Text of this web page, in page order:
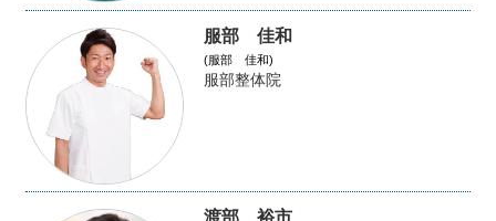
服部 佳和
(服部 佳和)
服部整体院